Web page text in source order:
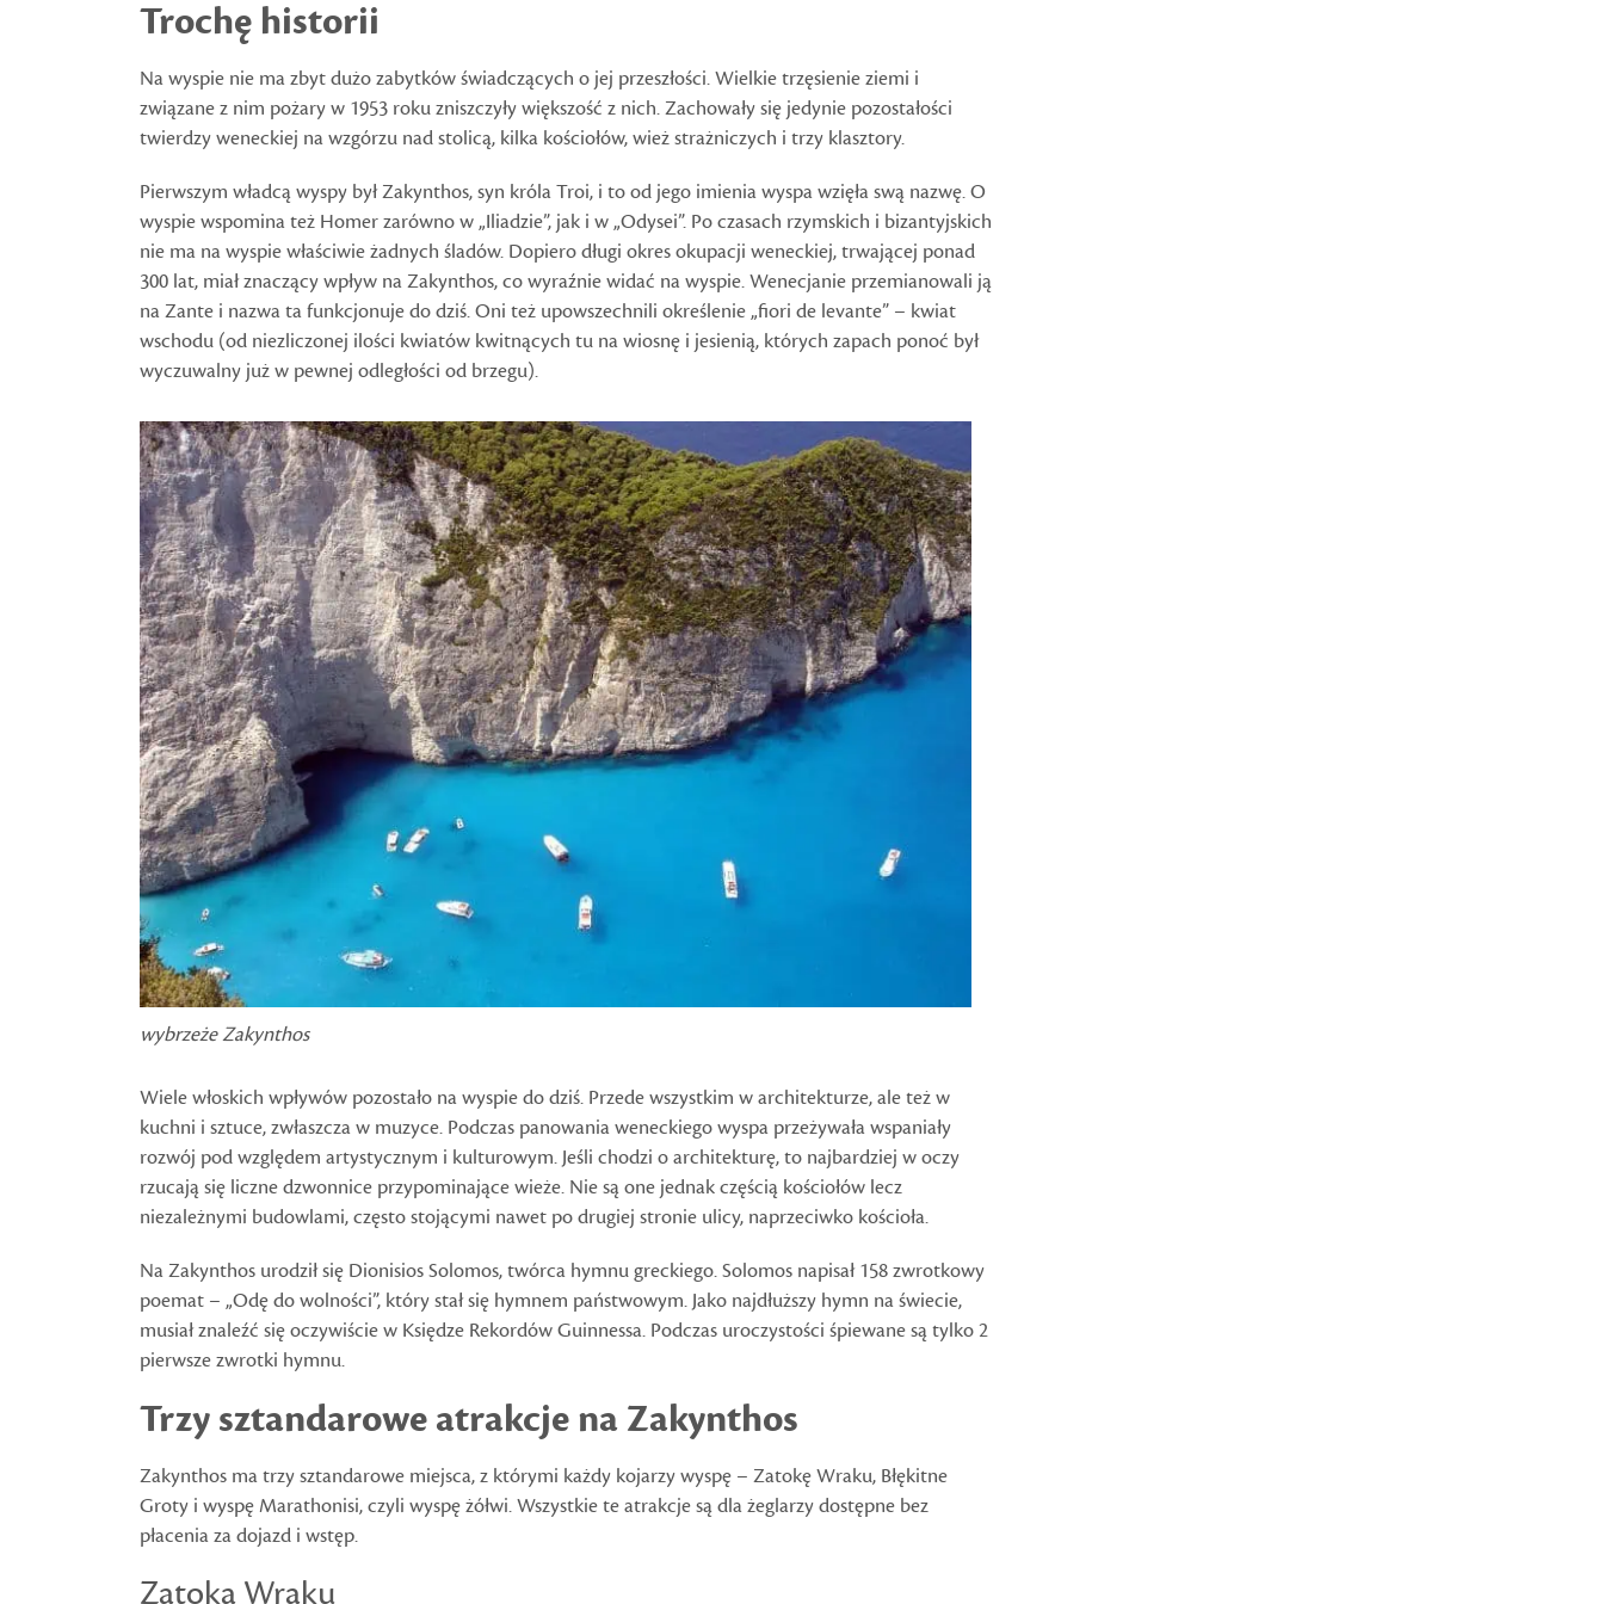
Trochę historii
Na wyspie nie ma zbyt dużo zabytków świadczących o jej przeszłości. Wielkie trzęsienie ziemi i
związane z nim pożary w 1953 roku zniszczyły większość z nich. Zachowały się jedynie pozostałości
twierdzy weneckiej na wzgórzu nad stolicą, kilka kościołów, wież strażniczych i trzy klasztory.
Pierwszym władcą wyspy był Zakynthos, syn króla Troi, i to od jego imienia wyspa wzięła swą nazwę. O
wyspie wspomina też Homer zarówno w „Iliadzie”, jak i w „Odysei”. Po czasach rzymskich i bizantyjskich
nie ma na wyspie właściwie żadnych śladów. Dopiero długi okres okupacji weneckiej, trwającej ponad
300 lat, miał znaczący wpływ na Zakynthos, co wyraźnie widać na wyspie. Wenecjanie przemianowali ją
na Zante i nazwa ta funkcjonuje do dziś. Oni też upowszechnili określenie „fiori de levante” – kwiat
wschodu (od niezliczonej ilości kwiatów kwitnących tu na wiosnę i jesienią, których zapach ponoć był
wyczuwalny już w pewnej odległości od brzegu).
wybrzeże Zakynthos
Wiele włoskich wpływów pozostało na wyspie do dziś. Przede wszystkim w architekturze, ale też w
kuchni i sztuce, zwłaszcza w muzyce. Podczas panowania weneckiego wyspa przeżywała wspaniały
rozwój pod względem artystycznym i kulturowym. Jeśli chodzi o architekturę, to najbardziej w oczy
rzucają się liczne dzwonnice przypominające wieże. Nie są one jednak częścią kościołów lecz
niezależnymi budowlami, często stojącymi nawet po drugiej stronie ulicy, naprzeciwko kościoła.
Na Zakynthos urodził się Dionisios Solomos, twórca hymnu greckiego. Solomos napisał 158 zwrotkowy
poemat – „Odę do wolności”, który stał się hymnem państwowym. Jako najdłuższy hymn na świecie,
musiał znaleźć się oczywiście w Księdze Rekordów Guinnessa. Podczas uroczystości śpiewane są tylko 2
pierwsze zwrotki hymnu.
Trzy sztandarowe atrakcje na Zakynthos
Zakynthos ma trzy sztandarowe miejsca, z którymi każdy kojarzy wyspę – Zatokę Wraku, Błękitne
Groty i wyspę Marathonisi, czyli wyspę żółwi. Wszystkie te atrakcje są dla żeglarzy dostępne bez
płacenia za dojazd i wstęp.
Zatoka Wraku